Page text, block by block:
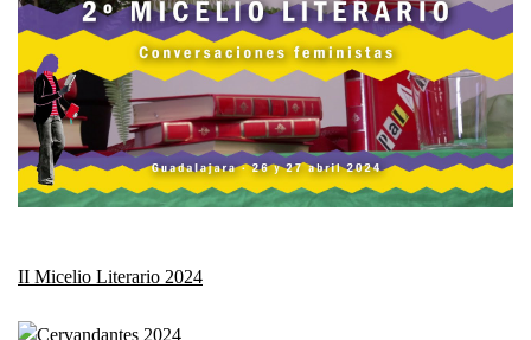
II Micelio Literario 2024